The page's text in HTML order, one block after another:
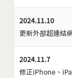
2024.11.10
更新外部超連結
2024.11.7
修正iPhone、